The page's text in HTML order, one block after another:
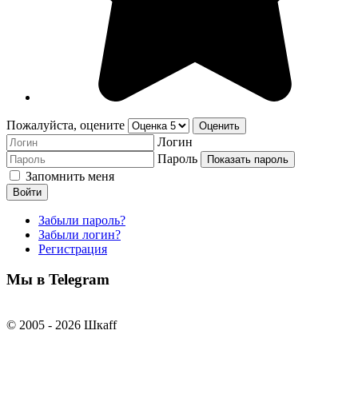
Пожалуйста, оцените
Логин
Пароль
Показать пароль
Запомнить меня
Войти
Забыли пароль?
Забыли логин?
Регистрация
Мы в Telegram
© 2005 - 2026 Шкаff